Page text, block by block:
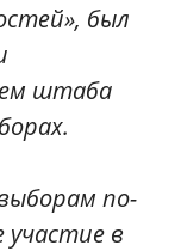
был
штаба
по-
участие в